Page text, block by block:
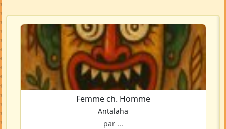
Femme ch. Homme
Antalaha
par ...